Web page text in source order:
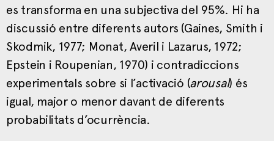
es transforma en una subjectiva del 95%. Hi ha
discussió entre diferents autors (Gaines, Smith i
Skodmik, 1977; Monat, Averil i Lazarus, 1972;
Epstein i Roupenian, 1970) i contradiccions
experimentals sobre si l’activació (arousal) és
igual, major o menor davant de diferents
probabilitats d’ocurrència.